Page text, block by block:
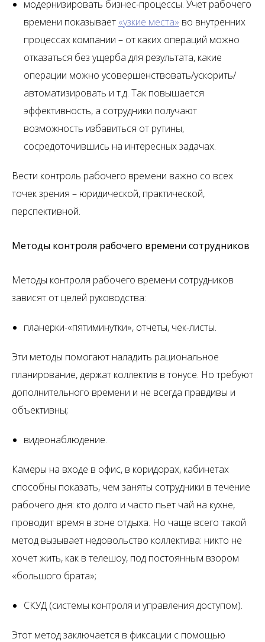
модернизировать бизнес-процессы. Учет рабочего
времени показывает «узкие места» во внутренних
процессах компании – от каких операций можно
отказаться без ущерба для результата, какие
операции можно усовершенствовать/ускорить/
автоматизировать и т.д. Так повышается
эффективность, а сотрудники получают
возможность избавиться от рутины,
сосредоточившись на интересных задачах.
Вести контроль рабочего времени важно со всех
точек зрения – юридической, практической,
перспективной.
Методы контроля рабочего времени сотрудников
Методы контроля рабочего времени сотрудников
зависят от целей руководства:
планерки-«пятиминутки», отчеты, чек-листы.
Эти методы помогают наладить рациональное
планирование, держат коллектив в тонусе. Но требуют
дополнительного времени и не всегда правдивы и
объективны;
видеонаблюдение.
Камеры на входе в офис, в коридорах, кабинетах
способны показать, чем заняты сотрудники в течение
рабочего дня: кто долго и часто пьет чай на кухне,
проводит время в зоне отдыха. Но чаще всего такой
метод вызывает недовольство коллектива: никто не
хочет жить, как в телешоу, под постоянным взором
«большого брата»;
СКУД (системы контроля и управления доступом).
Этот метод заключается в фиксации с помощью